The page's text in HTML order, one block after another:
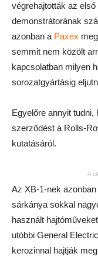
végrehajtották az
demonstrátorának
azonban a Paxex
semmit nem közölt
kapcsolatban milyen
sorozatgyártásig
Egyelőre annyit tudni,
szerződést a Rolls-
kutatásáról.
A
Az XB-1-nek
sárkánya sokkal
használt
utóbbi General
kerozinnal hajtják